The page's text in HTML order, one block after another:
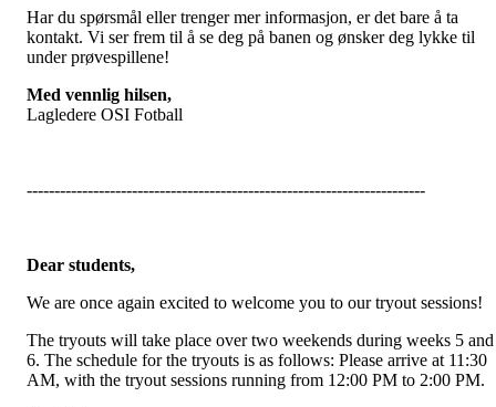
Har du spørsmål eller trenger mer informasjon, er det bare å ta
kontakt. Vi ser frem til å se deg på banen og ønsker deg lykke til
under prøvespillene!
Med vennlig hilsen,
Lagledere OSI Fotball
------------------------------------------------------------------------
Dear students,
We are once again excited to welcome you to our tryout sessions!
The tryouts will take place over two weekends during weeks 5 and
6. The schedule for the tryouts is as follows: Please arrive at 11:30
AM, with the tryout sessions running from 12:00 PM to 2:00 PM.